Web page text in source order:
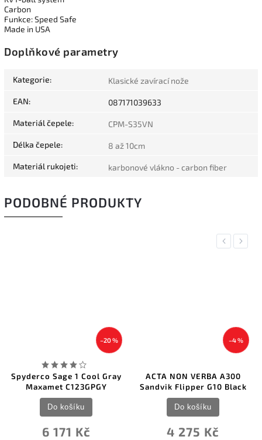
Carbon
Funkce: Speed Safe
Made in USA
Doplňkové parametry
Kategorie: Klasické zavírací nože
EAN: 087171039633
Materiál čepele: CPM-S35VN
Délka čepele: 8 až 10cm
Materiál rukojeti: karbonové vlákno - carbon fiber
PODOBNÉ PRODUKTY
Previous
–20 %
Spyderco Sage 1 Cool Gray
Maxamet C123GPGY
6 171 Kč
Do košíku
–4 %
ACTA NON VERBA A300
Sandvik Flipper G10 Black
4 275 Kč
Do košíku
Next